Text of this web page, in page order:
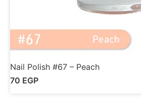
Nail Polish #67 – Peach
70 EGP